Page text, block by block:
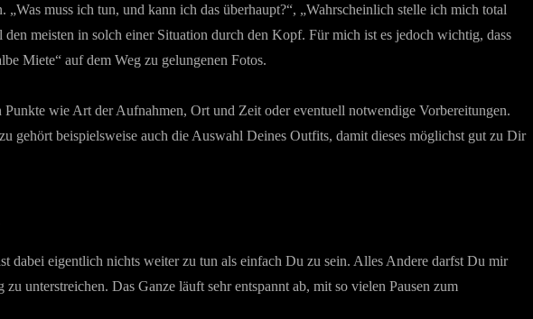
muss ich tun, und kann ich das überhaupt?“, „Wahrscheinlich stelle ich mich total
meisten in solch einer Situation durch den Kopf. Für mich ist es jedoch wichtig, dass
Miete“ auf dem Weg zu gelungenen Fotos.
wie Art der Aufnahmen, Ort und Zeit oder eventuell notwendige Vorbereitungen.
gehört beispielsweise auch die Auswahl Deines Outfits, damit dieses möglichst gut zu Dir
eigentlich nichts weiter zu tun als einfach Du zu sein. Alles Andere darfst Du mir
unterstreichen. Das Ganze läuft sehr entspannt ab, mit so vielen Pausen zum